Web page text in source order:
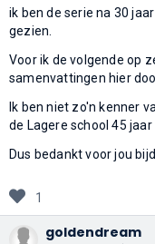
ik ben de serie na 30
gezien.
Voor ik de volgende op
samenvattingen hier
Ik ben niet zo'n kenner
de Lagere school 45 jaar
Dus bedankt voor jou
1
goldendream